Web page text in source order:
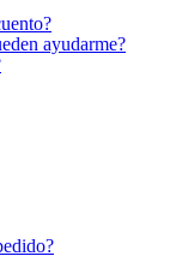
ayudarme?